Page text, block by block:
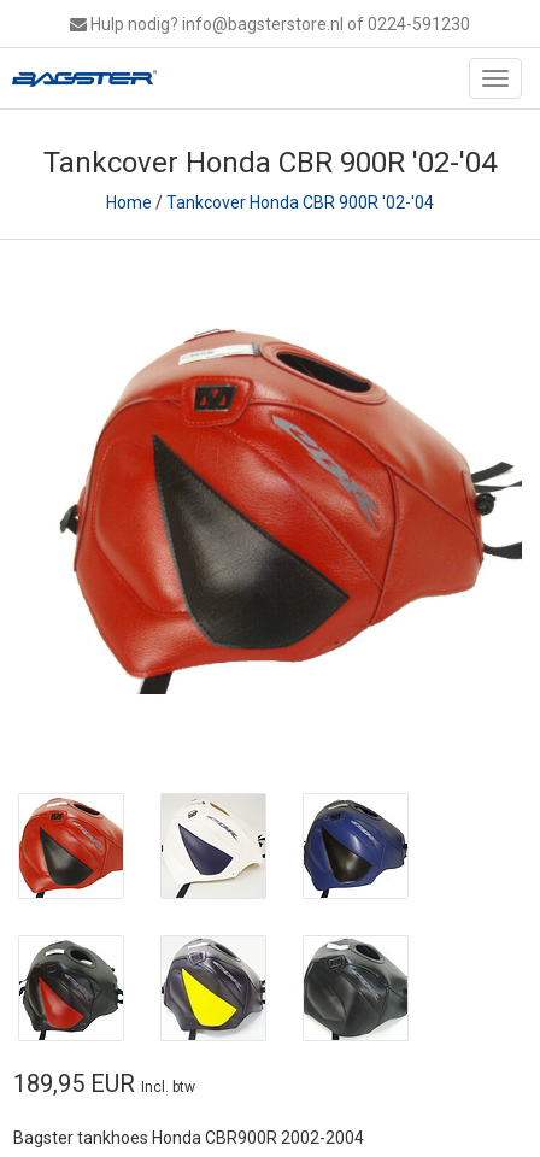
Hulp nodig? info@bagsterstore.nl of 0224-591230
Tankcover Honda CBR 900R '02-'04
Home /Tankcover Honda CBR 900R '02-'04
189,95 EUR Incl. btw
Bagster tankhoes Honda CBR900R 2002-2004